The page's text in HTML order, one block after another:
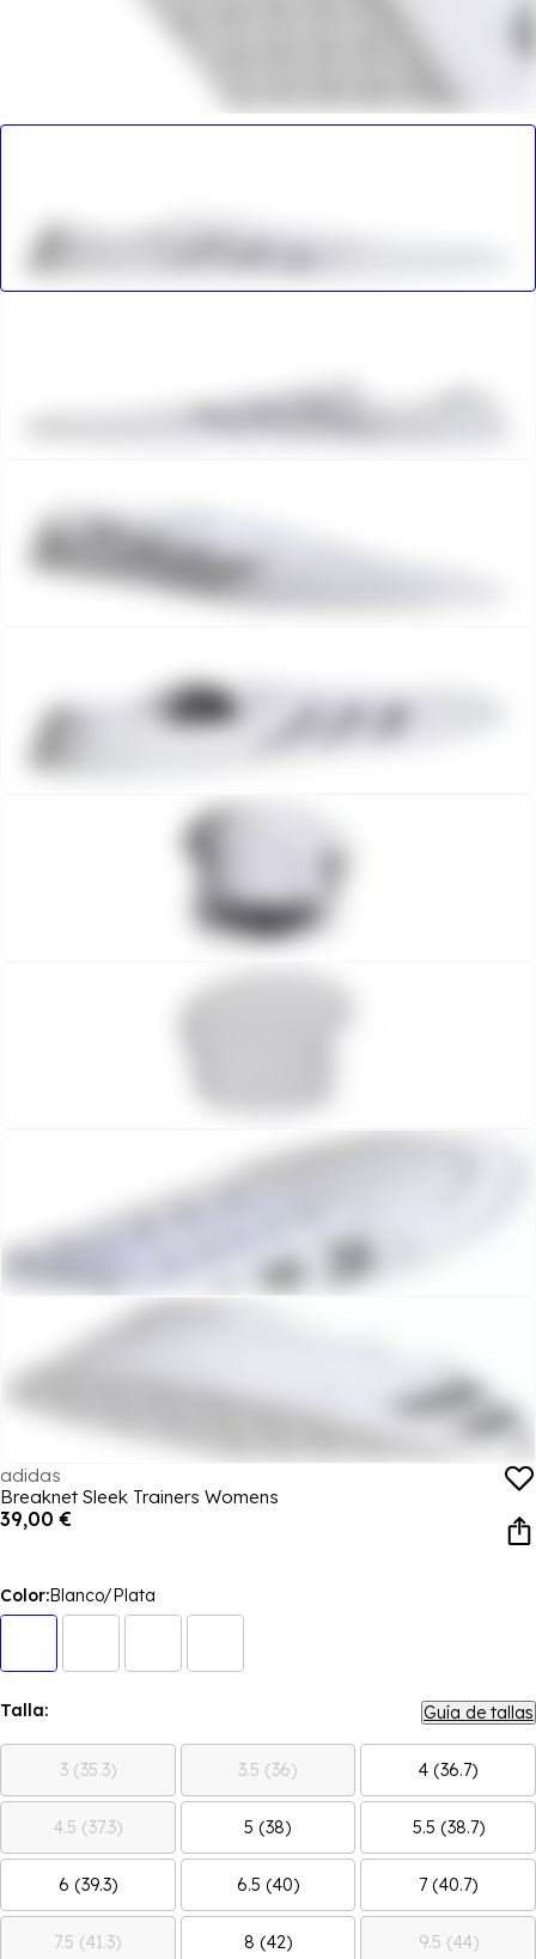
adidas
Breaknet Sleek Trainers Womens
39,00 €
Color:Blanco/Plata
Talla: Guía de tallas
3 (35.3) 3.5 (36) 4 (36.7)
4.5 (37.3) 5 (38) 5.5 (38.7)
6 (39.3) 6.5 (40) 7 (40.7)
7.5 (41.3) 8 (42) 9.5 (44)